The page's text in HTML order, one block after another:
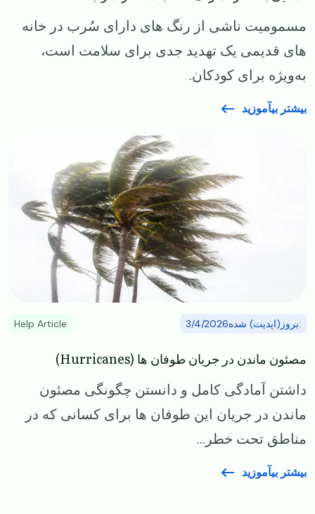
مسمومیت ناشی از رنگ‌ های دارای سُرب در خانه‌
های قدیمی یک تهدید جدی برای سلامت است،
به‌ویژه برای کودکان.
بیشتر بیآموزید
:بروز(اپدیت) شده3/4/2026 Help Article
مصئون ماندن در جریان طوفان ها (Hurricanes)
داشتن آمادگی کامل و دانستن چگونگی مصئون
ماندن در جریان این طوفان ها برای کسانی که در
مناطق تحت خطر...
بیشتر بیآموزید